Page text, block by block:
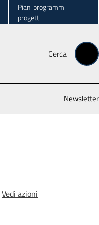
Piani programmi
progetti
Cerca
Newsletter
Vedi azioni